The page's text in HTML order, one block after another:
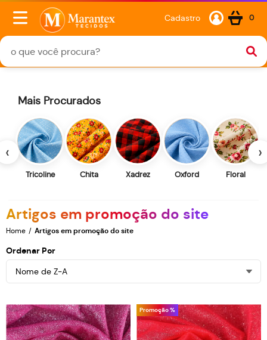
Cadastro 0
‹
Mais Procurados
Tricoline Chita Xadrez Oxford Floral
›
Artigos em promoção do site
Home Artigos em promoção do site
Ordenar Por
Nome de Z-A
Promoção %